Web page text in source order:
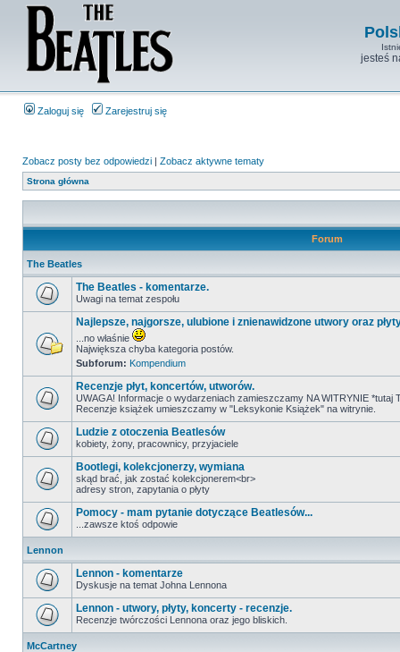
jesteś
Zaloguj się Zarejestruj się
Zobacz posty bez odpowiedzi | Zobacz aktywne tematy
Strona główna
Forum
The Beatles
The Beatles - komentarze.
Uwagi na temat zespołu
Najlepsze, najgorsze, ulubione i znienawidzone utwory oraz
...no właśnie
Największa chyba kategoria postów.
Subforum: Kompendium
Recenzje płyt, koncertów, utworów.
UWAGA! Informacje o wydarzeniach zamieszczamy NA WITRYNIE *tutaj
Recenzje książek umieszczamy w "Leksykonie Książek" na witrynie.
Ludzie z otoczenia Beatlesów
kobiety, żony, pracownicy, przyjaciele
Bootlegi, kolekcjonerzy, wymiana
skąd brać, jak zostać kolekcjonerem<br>
adresy stron, zapytania o płyty
Pomocy - mam pytanie dotyczące Beatlesów...
...zawsze ktoś odpowie
Lennon
Lennon - komentarze
Dyskusje na temat Johna Lennona
Lennon - utwory, płyty, koncerty - recenzje.
Recenzje twórczości Lennona oraz jego bliskich.
McCartney